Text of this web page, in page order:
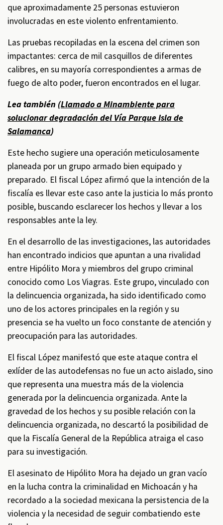
que aproximadamente 25 personas estuvieron
involucradas en este violento enfrentamiento.
Las pruebas recopiladas en la escena del crimen son
impactantes: cerca de mil casquillos de diferentes
calibres, en su mayoría correspondientes a armas de
fuego de alto poder, fueron encontrados en el lugar.
Lea también (Llamado a Minambiente para
solucionar degradación del Vía Parque Isla de
Salamanca)
Este hecho sugiere una operación meticulosamente
planeada por un grupo armado bien equipado y
preparado. El fiscal López afirmó que la intención de la
fiscalía es llevar este caso ante la justicia lo más pronto
posible, buscando esclarecer los hechos y llevar a los
responsables ante la ley.
En el desarrollo de las investigaciones, las autoridades
han encontrado indicios que apuntan a una rivalidad
entre Hipólito Mora y miembros del grupo criminal
conocido como Los Viagras. Este grupo, vinculado con
la delincuencia organizada, ha sido identificado como
uno de los actores principales en la región y su
presencia se ha vuelto un foco constante de atención y
preocupación para las autoridades.
El fiscal López manifestó que este ataque contra el
exlíder de las autodefensas no fue un acto aislado, sino
que representa una muestra más de la violencia
generada por la delincuencia organizada. Ante la
gravedad de los hechos y su posible relación con la
delincuencia organizada, no descartó la posibilidad de
que la Fiscalía General de la República atraiga el caso
para su investigación.
El asesinato de Hipólito Mora ha dejado un gran vacío
en la lucha contra la criminalidad en Michoacán y ha
recordado a la sociedad mexicana la persistencia de la
violencia y la necesidad de seguir combatiendo este